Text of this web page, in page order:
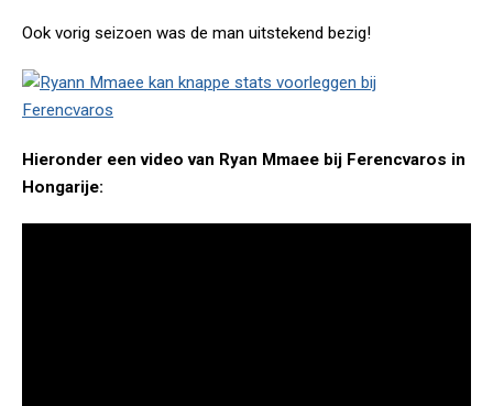
Ook vorig seizoen was de man uitstekend bezig!
Hieronder een video van Ryan Mmaee bij Ferencvaros in
Hongarije: